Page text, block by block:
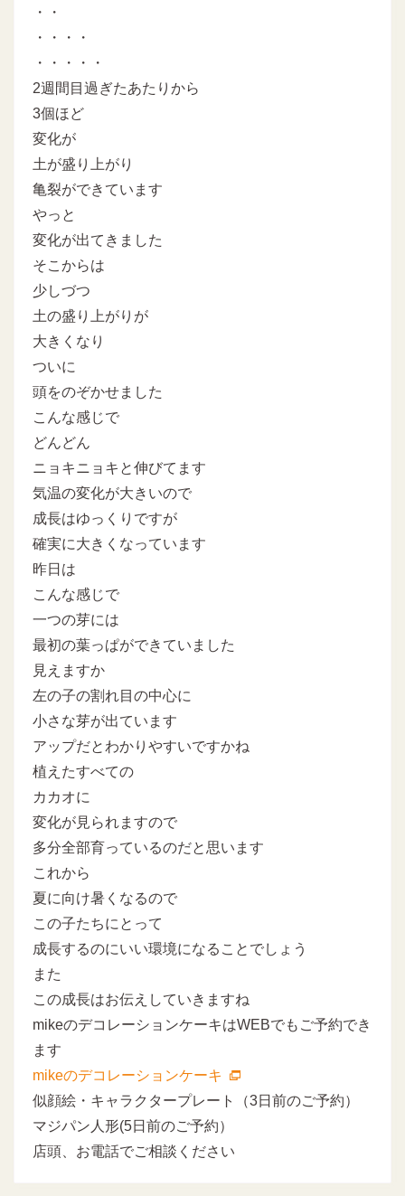
・・
・・・・
・・・・・
2週間目過ぎたあたりから
3個ほど
変化が
土が盛り上がり
亀裂ができています
やっと
変化が出てきました
そこからは
少しづつ
土の盛り上がりが
大きくなり
ついに
頭をのぞかせました
こんな感じで
どんどん
ニョキニョキと伸びてます
気温の変化が大きいので
成長はゆっくりですが
確実に大きくなっています
昨日は
こんな感じで
一つの芽には
最初の葉っぱができていました
見えますか
左の子の割れ目の中心に
小さな芽が出ています
アップだとわかりやすいですかね
植えたすべての
カカオに
変化が見られますので
多分全部育っているのだと思います
これから
夏に向け暑くなるので
この子たちにとって
成長するのにいい環境になることでしょう
また
この成長はお伝えしていきますね
mikeのデコレーションケーキはWEBでもご予約でき
ます
mikeのデコレーションケーキ
似顔絵・キャラクタープレート（3日前のご予約）
マジパン人形(5日前のご予約）
店頭、お電話でご相談ください